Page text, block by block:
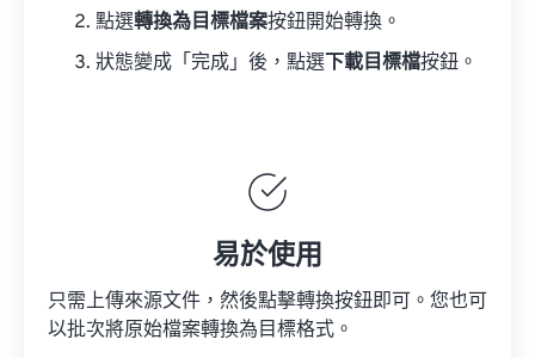
點選轉換為目標檔案按鈕開始轉換。
狀態變成「完成」後，點選 下載目標檔按鈕。
易於使用
只需上傳來源文件，然後點擊轉換按鈕即可。您也可
以批次將原始檔案轉換為目標格式。